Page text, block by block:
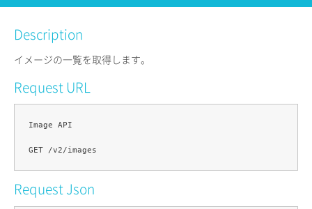
Pencil
サービス一覧
サポート
リファレンス
リリースノート
Description
イメージの一覧を取得します。
Request URL
Image API
Request Json